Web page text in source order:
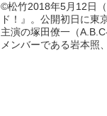
©松竹2018年5月12日
ド！』。公開初日に東
主演の塚田僚一（
メンバーである岩本照